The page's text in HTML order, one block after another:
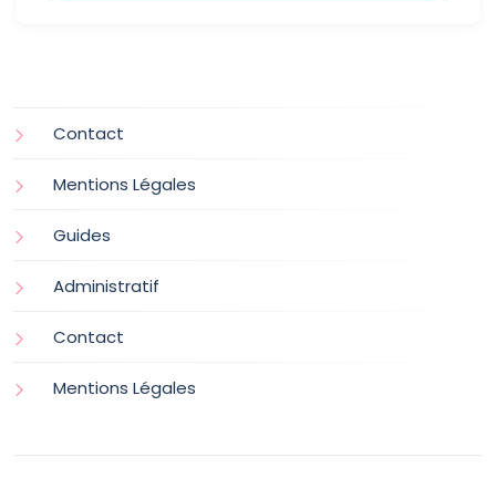
Contact
Mentions Légales
Guides
Administratif
Contact
Mentions Légales